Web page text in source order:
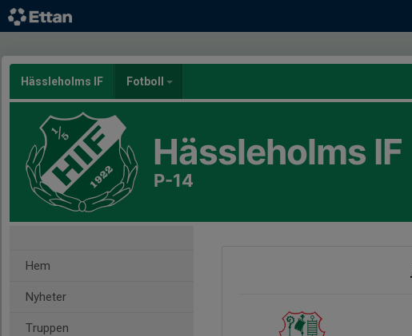
Hässleholms IF Fotboll
Hässleholms IF
P-14
Hem
Nyheter
Truppen